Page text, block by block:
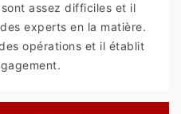
assez difficiles et il
experts en la matière.
opérations et il établit